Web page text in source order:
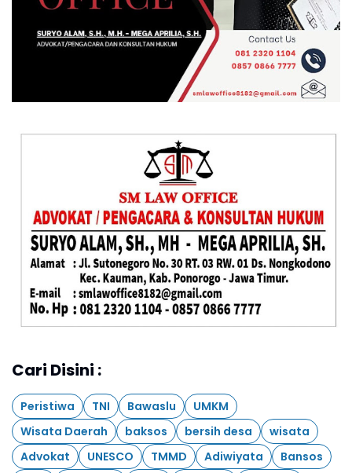
Cari Disini :
Peristiwa TNI Bawaslu
UMKM
Wisata Daerah
baksos bersih desa
wisata
Advokat
UNESCO TMMD Adiwiyata
Bansos